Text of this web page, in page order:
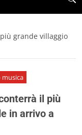
grande villaggio
musica
il più
in arrivo a